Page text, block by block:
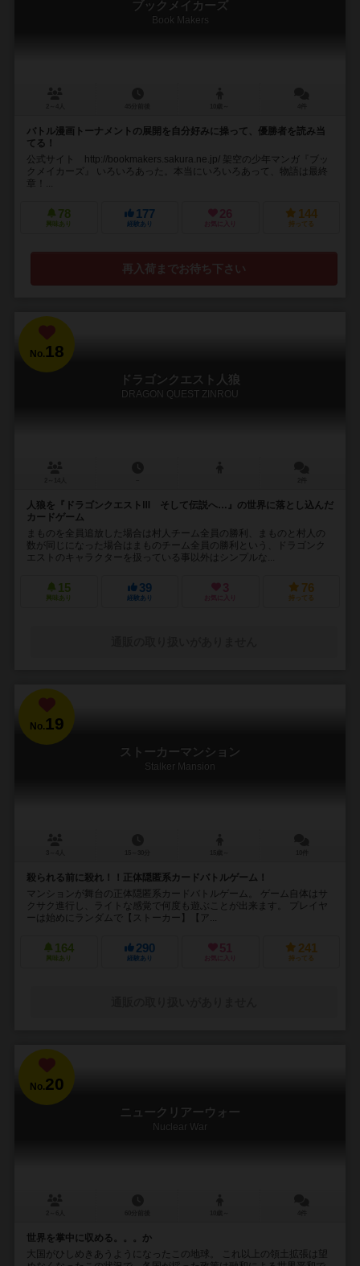
ブックメイカーズ
Book Makers
バトル漫画トーナメントの展開を自分好みに操って、優勝者を読み当
てる！
公式サイト http://bookmakers.sakura.ne.jp/ 架空の少年マンガ『ブッ
クメイカーズ』 いろいろあった。本当にいろいろあって、物語は最終
章！...
78
興味あり
177
経験あり
26
お気に入り
144
持ってる
再入荷までお待ち下さい
No.18
ドラゴンクエスト人狼
DRAGON QUEST ZINROU
人狼を『ドラゴンクエストⅢ そして伝説へ…』の世界に落とし込んだ
カードゲーム
まものを全員追放した場合は村人チーム全員の勝利、まものと村人の
数が同じになった場合はまものチーム全員の勝利という、ドラゴンク
エストのキャラクターを扱っている事以外はシンプルな...
15
興味あり
39
経験あり
3
お気に入り
76
持ってる
No.19
ストーカーマンション
Stalker Mansion
殺られる前に殺れ！！正体隠匿系カードバトルゲーム！
マンションが舞台の正体隠匿系カードバトルゲーム。 ゲーム自体はサ
クサク進行し、ライトな感覚で何度も遊ぶことが出来ます。 プレイヤ
ーは始めにランダムで【ストーカー】【ア...
164
興味あり
290
経験あり
51
お気に入り
241
持ってる
No.20
ニュークリアーウォー
Nuclear War
世界を掌中に収める。。。か
大国がひしめきあうようになったこの地球。 これ以上の領土拡張は望